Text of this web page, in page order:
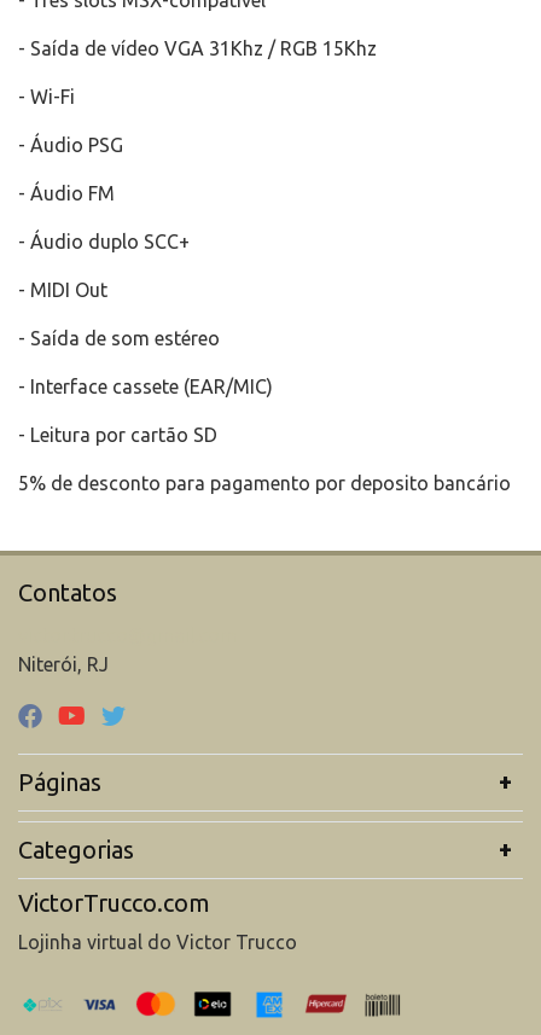
- Saída de vídeo VGA 31Khz / RGB 15Khz
- Wi-Fi
- Áudio PSG
- Áudio FM
- Áudio duplo SCC+
- MIDI Out
- Saída de som estéreo
- Interface cassete (EAR/MIC)
- Leitura por cartão SD
5% de desconto para pagamento por deposito bancário
Contatos
Niterói, RJ
Páginas
Categorias
VictorTrucco.com
Lojinha virtual do Victor Trucco